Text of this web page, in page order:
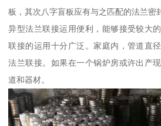
板，其次八字盲板应有与之匹配的法兰密
异型法兰联接运用便利，能够接受较大
联接的运用十分广泛。家庭内，管道直
法兰联接。如果在一个锅炉房或许出产
道和器材。